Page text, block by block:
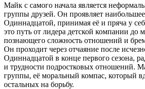
Майк с самого начала является
группы друзей. Он проявляет
Одиннадцатой, принимая её и пряча у
это путь от лидера детской компании до
познающего сложность отношений и
Он проходит через отчаяние после
Одиннадцатой в конце первого сезона,
и трудности подростковых отношений.
группы, её моральный компас, который
остальных на борьбу.